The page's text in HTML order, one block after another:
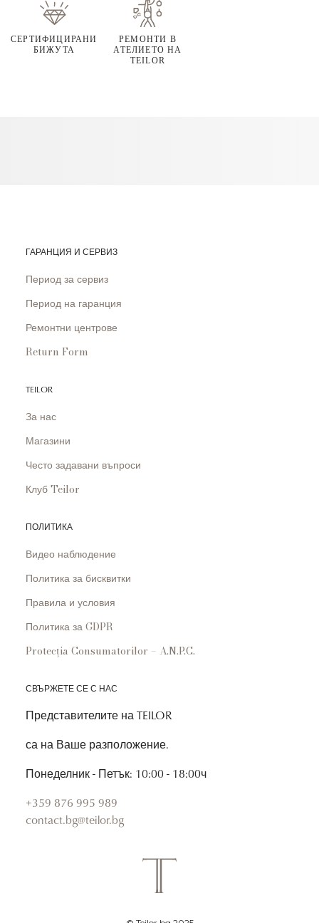
СЕРТИФИЦИРАНИ
БИЖУТА
РЕМОНТИ В
АТЕЛИЕТО НА
TEILOR
ГАРАНЦИЯ И СЕРВИЗ
Период за сервиз
Период на гаранция
Ремонтни центрове
Return Form
TEILOR
За нас
Магазини
Често задавани въпроси
Клуб Teilor
ПОЛИТИКА
Видео наблюдение
Политика за бисквитки
Правила и условия
Политика за GDPR
Protecția Consumatorilor – A.N.P.C.
СВЪРЖЕТЕ СЕ С НАС
Представителите на TEILOR
са на Ваше разположение.
Понеделник - Петък: 10:00 - 18:00ч
+359 876 995 989
contact.bg@teilor.bg